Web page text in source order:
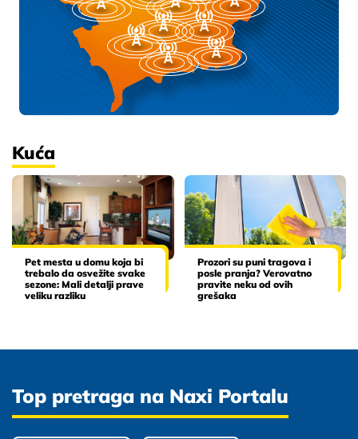
Kuća
Pet mesta u domu koja bi
trebalo da osvežite svake
sezone: Mali detalji prave
veliku razliku
Prozori su puni tragova i
posle pranja? Verovatno
pravite neku od ovih
grešaka
Top pretraga na Naxi Portalu